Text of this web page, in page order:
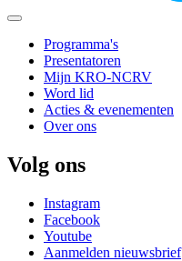
Programma's
Presentatoren
Mijn KRO-NCRV
Word lid
Acties & evenementen
Over ons
Volg ons
Instagram
Facebook
Youtube
Aanmelden nieuwsbrief